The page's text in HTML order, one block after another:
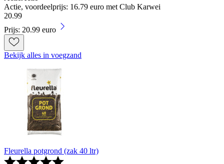
Actie, voordeelprijs: 16.79 euro met Club Karwei
20.99
Prijs: 20.99 euro
Bekijk alles in voegzand
Fleurella potgrond (zak 40 ltr)